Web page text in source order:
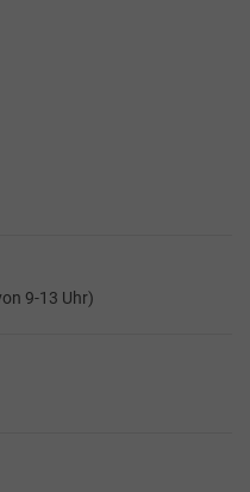
9-13 Uhr)